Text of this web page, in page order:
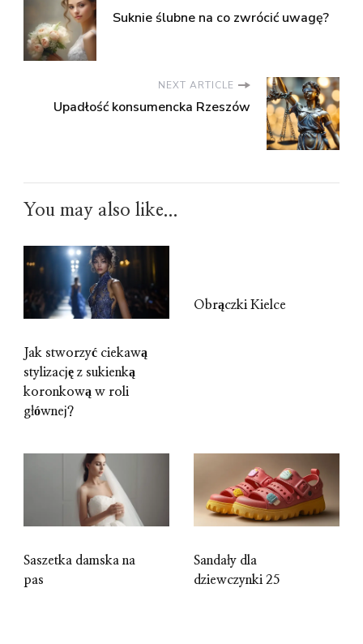
Suknie ślubne na co zwrócić uwagę?
NEXT ARTICLE
Upadłość konsumencka Rzeszów
You may also like...
Jak stworzyć ciekawą
stylizację z sukienką
koronkową w roli
głównej?
Obrączki Kielce
Saszetka damska na
pas
Sandały dla
dziewczynki 25